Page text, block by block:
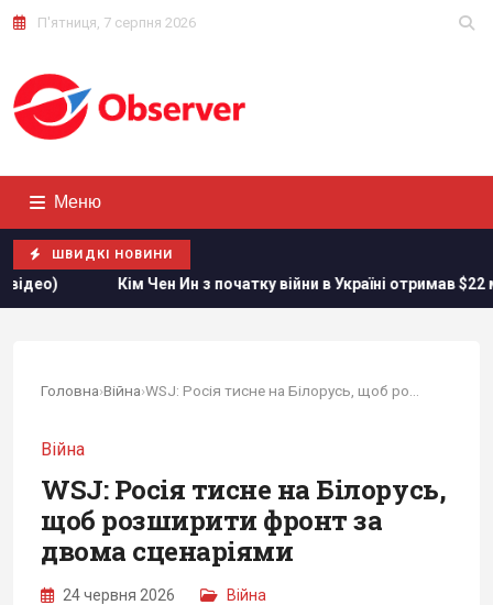
П'ятниця, 7 серпня 2026
Меню
ШВИДКІ НОВИНИ
війни в Україні отримав $22 мільярди надприбутку, –
Головна›Війна›
Війна
WSJ: Росія тисне на Білорусь,
щоб розширити фронт за
двома сценаріями
24 червня 2026 Війна